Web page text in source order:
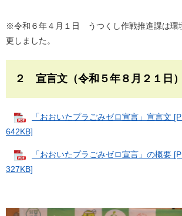
※令和６年４月１日 うつくし作戦推進課は環
更しました。
２ 宣言文（令和５年８月２１日）
「おおいたプラごみゼロ宣言」宣言文
642KB]
「おおいたプラごみゼロ宣言」の概要
327KB]